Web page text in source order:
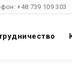
+48 739 109 303